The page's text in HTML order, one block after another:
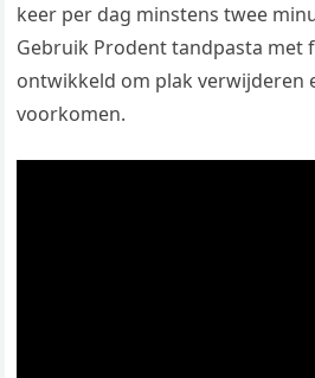
keer per dag minstens twee
Gebruik Prodent tandpasta met
ontwikkeld om plak verwijderen
voorkomen.